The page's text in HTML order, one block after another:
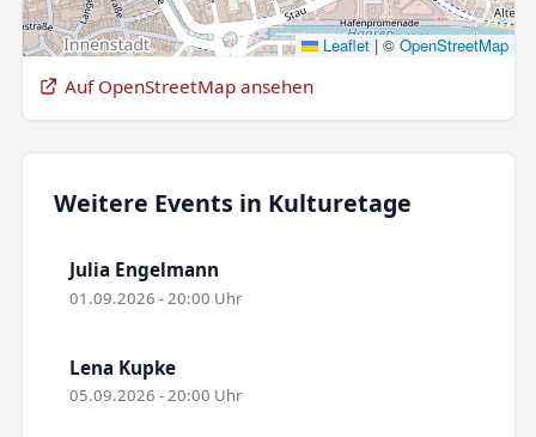
Leaflet |©OpenStreetMap
Auf OpenStreetMap ansehen
Weitere Events in Kulturetage
Julia Engelmann
01.09.2026 - 20:00 Uhr
Lena Kupke
05.09.2026 - 20:00 Uhr